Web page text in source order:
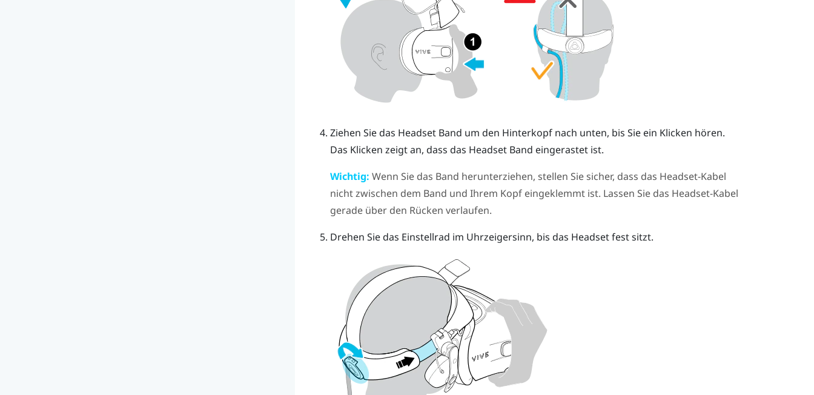
Ziehen Sie das Headset Band um den Hinterkopf nach unten, bis Sie ein Klicken hören.
Das Klicken zeigt an, dass das Headset Band eingerastet ist.
Wichtig: Wenn Sie das Band herunterziehen, stellen Sie sicher, dass das Headset-Kabel
nicht zwischen dem Band und Ihrem Kopf eingeklemmt ist. Lassen Sie das Headset-Kabel
gerade über den Rücken verlaufen.
Drehen Sie das Einstellrad im Uhrzeigersinn, bis das Headset fest sitzt.